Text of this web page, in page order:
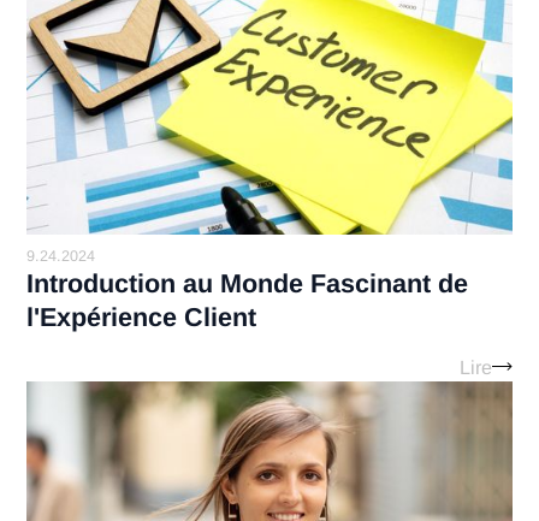
Bilan carbone Antaes
5.21.2024